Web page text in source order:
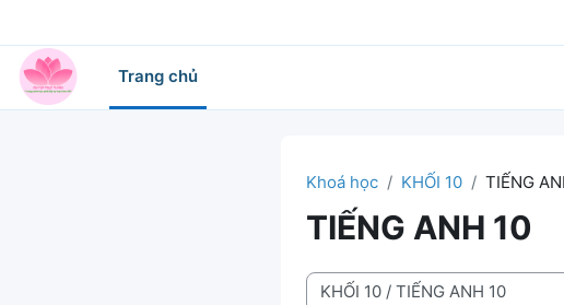
Trang chủ
Khoá học KHỐI 10 TIẾNG
TIẾNG ANH 10
Danh mục khoá học